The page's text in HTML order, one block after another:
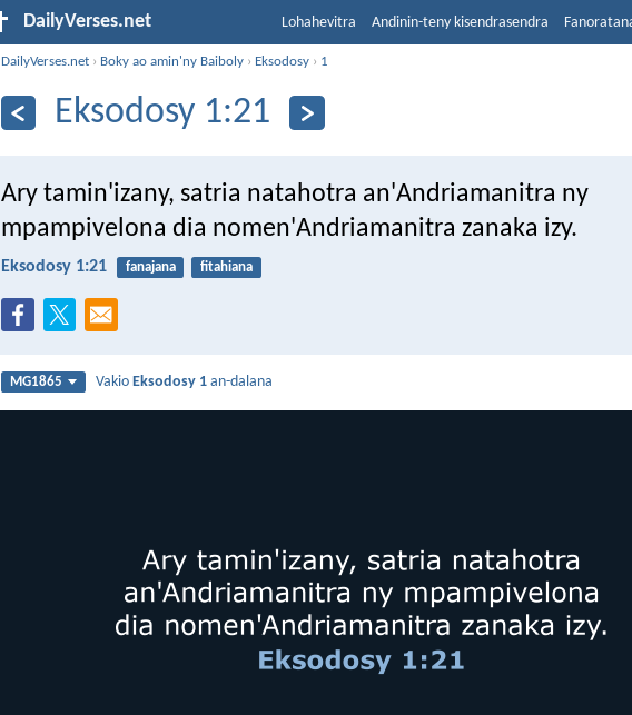
DailyVerses.net Lohahevitra Andinin-teny kisendrasendra
DailyVerses.net › Boky ao amin'ny Baiboly › Eksodosy › 1
Eksodosy 1:21
Ary tamin'izany, satria natahotra an'Andriamanitra ny
mpampivelona dia nomen'Andriamanitra zanaka izy.
Eksodosy 1:21 fanajana fitahiana
MG1865 VakioEksodosy 1 an-dalana